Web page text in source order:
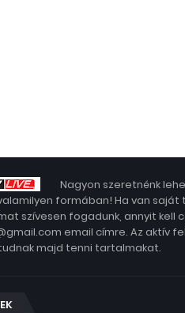
Nagyon szeretnénk
formában! Ha van
szívesen fogadunk, annyit kell
email címre. Az aktív
majd tenni tartalmakat.